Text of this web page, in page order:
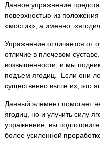
Данное упражнение
поверхностью из
«мостик», а именно
Упражнение отличается от
отличие в плечевом
возвышенности, и мы
подъем ягодиц. Если они
существенно выше их, это
Данный элемент помогает
ягодиц, но и улучить силу
упражнение, вы
более усиленной